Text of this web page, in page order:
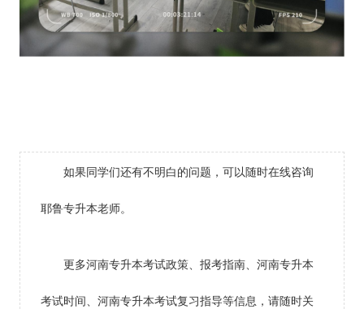
如果同学们还有不明白的问题，可以随时在线咨询
耶鲁专升本老师。
更多河南专升本考试政策、报考指南、河南专升本
考试时间、河南专升本考试复习指导等信息，请随时关